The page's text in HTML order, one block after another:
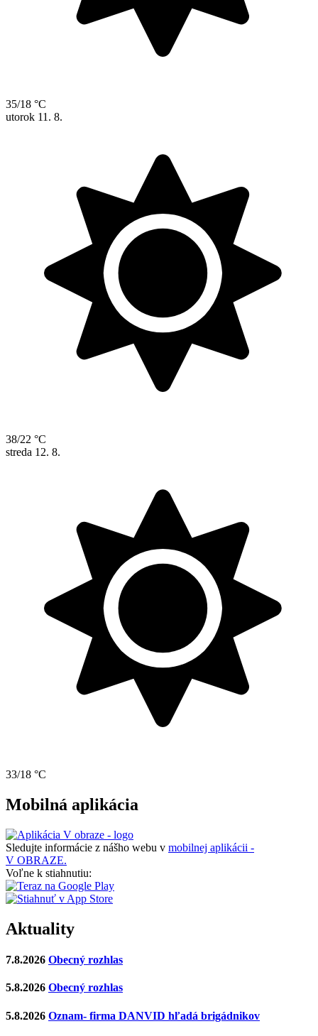
35/18 °C
utorok 11. 8.
38/22 °C
streda 12. 8.
33/18 °C
Mobilná aplikácia
Sledujte informácie z nášho webu v mobilnej aplikácii -
V OBRAZE.
Voľne k stiahnutiu:
Aktuality
7.8.2026 Obecný rozhlas
5.8.2026 Obecný rozhlas
5.8.2026 Oznam- firma DANVID hľadá brigádnikov